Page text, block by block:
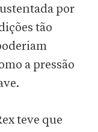
por
tão
a pressão
teve que